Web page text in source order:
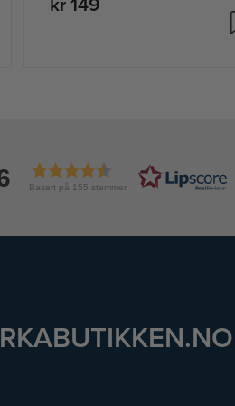
kr 149
Basert på 155 stemmer